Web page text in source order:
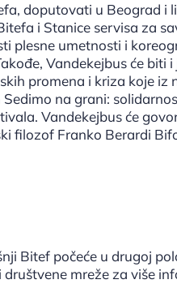
doputovati u Beograd i
i Stanice servisa za
plesne umetnosti i
Vandekejbus će biti
promena i kriza koje iz
na grani:
Vandekejbus će
filozof Franko Berardi
Bitef počeće u drugoj
i društvene mreže za više